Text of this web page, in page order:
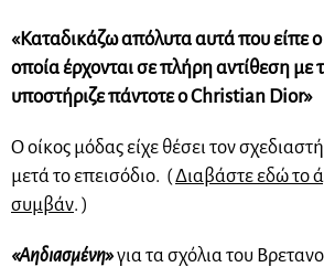
«Καταδικάζω απόλυτα αυτά που είπε
οποία έρχονται σε πλήρη αντίθεση με
υποστήριζε πάντοτε ο Christian Dior»
Ο οίκος μόδας είχε θέσει τον
μετά το επεισόδιο. (Διαβάστε εδώ το
συμβάν. )
«Αηδιασμένη»για τα σχόλια του